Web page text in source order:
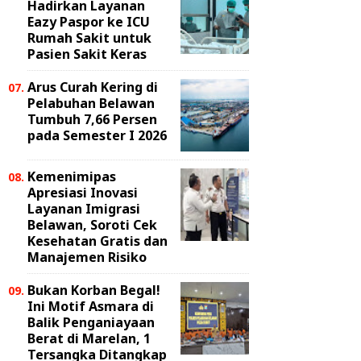
Hadirkan Layanan
Eazy Paspor ke ICU
Rumah Sakit untuk
Pasien Sakit Keras
Arus Curah Kering di
Pelabuhan Belawan
Tumbuh 7,66 Persen
pada Semester I 2026
Kemenimipas
Apresiasi Inovasi
Layanan Imigrasi
Belawan, Soroti Cek
Kesehatan Gratis dan
Manajemen Risiko
Bukan Korban Begal!
Ini Motif Asmara di
Balik Penganiayaan
Berat di Marelan, 1
Tersangka Ditangkap